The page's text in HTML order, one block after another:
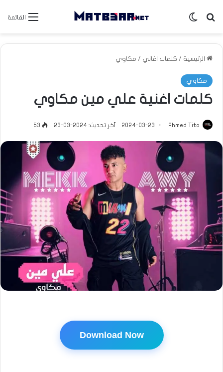
القائمة بحث عنالوضع المظلم
الرئيسية / كلمات اغاني / مكاوي
مكاوي
كلمات اغنية علي مين مكاوي
Ahmed Tito
2024-03-23 آخر تحديث: 2024-03-23 53
Download Now